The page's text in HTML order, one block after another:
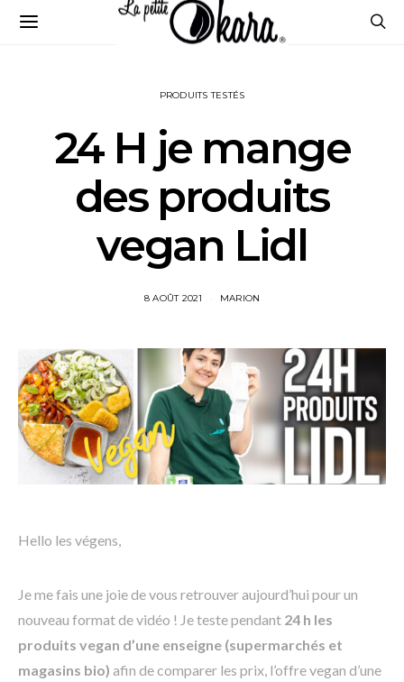
PRODUITS TESTÉS
24 H je mange
des produits
vegan Lidl
8 AOÛT 2021 MARION
Hello les végens,
Je me fais une joie de vous retrouver aujourd’hui pour un
nouveau format de vidéo ! Je teste pendant 24 h les
produits vegan d’une enseigne (supermarchés et
magasins bio) afin de comparer les prix, l’offre vegan d’une